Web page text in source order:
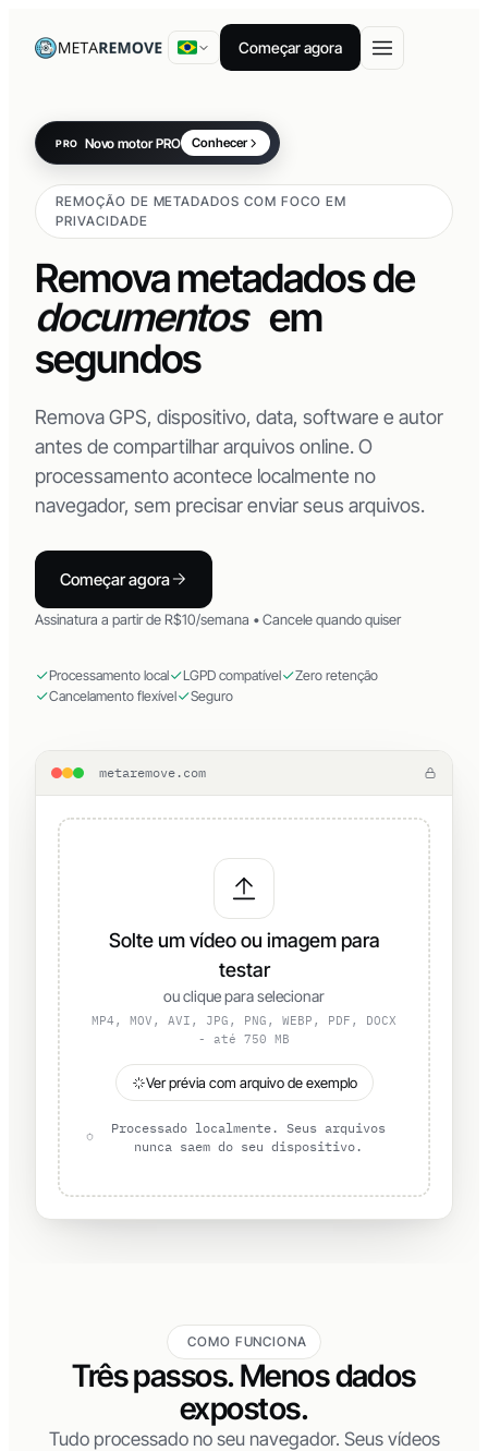
Começar agora
PRO Novo motor PRO Conhecer
REMOÇÃO DE METADADOS COM FOCO EM
PRIVACIDADE
Remova metadados de
vídeos
imagens
PDFs
documentos em
segundos
Remova GPS, dispositivo, data, software e autor
antes de compartilhar arquivos online. O
processamento acontece localmente no
navegador, sem precisar enviar seus arquivos.
Começar agora
Assinatura a partir de R$10/semana • Cancele quando quiser
Processamento local LGPD compatível
Zero retenção
Cancelamento flexível
Seguro
metaremove.com
Solte um vídeo ou imagem para
testar
ou clique para selecionar
MP4, MOV, AVI, JPG, PNG, WEBP, PDF, DOCX
- até 750 MB
Ver prévia com arquivo de exemplo
Processado localmente. Seus arquivos
nunca saem do seu dispositivo.
COMO FUNCIONA
Três passos. Menos dados
expostos.
Tudo processado no seu navegador. Seus vídeos